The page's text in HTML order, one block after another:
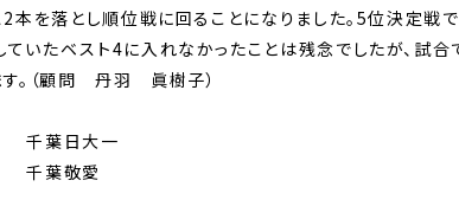
本を落とし順位戦に回ることになりました。5位決定戦で
いたベスト4に入れなかったことは残念でしたが、試
す。（顧問 丹羽 眞樹子）
日大一
葉敬愛